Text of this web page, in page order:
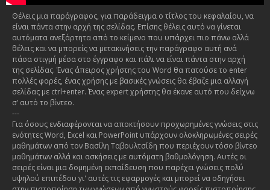
Θέλεις μια παράγραφος, για παράδειγμα ο τίτλος του κεφαλαίου, να
είναι πάντα στην αρχή της σελίδας. Επίσης θέλεις αυτό να γίνεται
αυτόματα ανεξάρτητα από το κείμενο που υπάρχει πιο πάνω αλλά
θέλεις και να μπορείς να μετακινήσεις την παράγραφο αυτή ανά
πάσα στιγμή μέσα στο έγγραφο και πάλι να είναι πάντα στην αρχή
της σελίδας. Ένας άπειρος χρήστης του Word θα πατούσε το enter
πολλές φορές, ένας χρήσης με βασικές γνώσεις θα έβαζε μια αλλαγή
σελίδας με ctrl+enter. Ένας expert χρήστης θα έκανε αυτό που δείχνω
σ’ αυτό το βίντεο.
---
Για όσους ενδιαφέρονται να αποκτήσουν προχωρημένες γνώσεις στις
ενότητες Word, Excel και PowerPoint υπάρχουν ολοκληρωμένες σειρές
μαθημάτων από τον Βασίλη Ταβουλτσίδη που περιέχουν τόσο βίντεο
μαθημάτων αλλά και ασκήσεις με αυτόματη βαθμολόγηση. Αυτές οι
σειρές είναι μια δομημένη εκπαίδευση που παρέχει γνώσεις πολύ
υψηλού επιπέδου γι' αυτές τις εφαρμογές και μπορεί να οδηγήσει